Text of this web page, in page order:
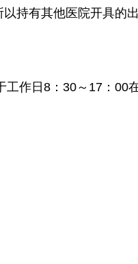
持有其他医院开具的
工作日8：30～17：00